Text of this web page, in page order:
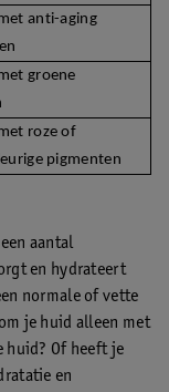
anti-aging
groene
roze of
pigmenten
aantal
en hydrateert
normale of vette
je huid alleen met
huid? Of heeft je
en